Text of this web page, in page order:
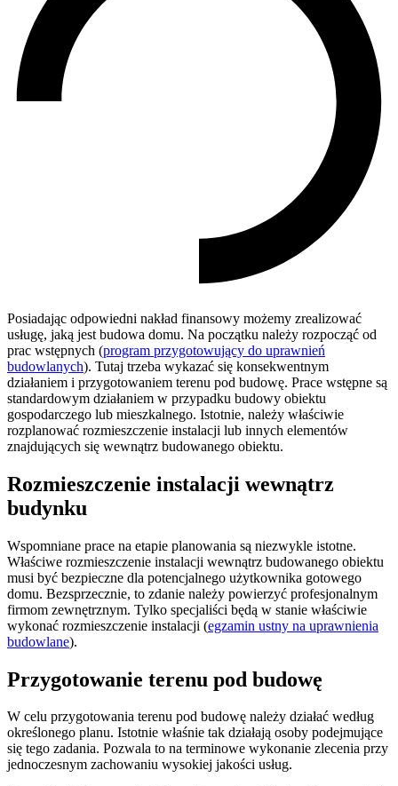
Posiadając odpowiedni nakład finansowy możemy zrealizować
usługę, jaką jest budowa domu. Na początku należy rozpocząć od
prac wstępnych (program przygotowujący do uprawnień
budowlanych). Tutaj trzeba wykazać się konsekwentnym
działaniem i przygotowaniem terenu pod budowę. Prace wstępne są
standardowym działaniem w przypadku budowy obiektu
gospodarczego lub mieszkalnego. Istotnie, należy właściwie
rozplanować rozmieszczenie instalacji lub innych elementów
znajdujących się wewnątrz budowanego obiektu.
Rozmieszczenie instalacji wewnątrz
budynku
Wspomniane prace na etapie planowania są niezwykle istotne.
Właściwe rozmieszczenie instalacji wewnątrz budowanego obiektu
musi być bezpieczne dla potencjalnego użytkownika gotowego
domu. Bezsprzecznie, to zdanie należy powierzyć profesjonalnym
firmom zewnętrznym. Tylko specjaliści będą w stanie właściwie
wykonać rozmieszczenie instalacji (egzamin ustny na uprawnienia
budowlane).
Przygotowanie terenu pod budowę
W celu przygotowania terenu pod budowę należy działać według
określonego planu. Istotnie właśnie tak działają osoby podejmujące
się tego zadania. Pozwala to na terminowe wykonanie zlecenia przy
jednoczesnym zachowaniu wysokiej jakości usług.